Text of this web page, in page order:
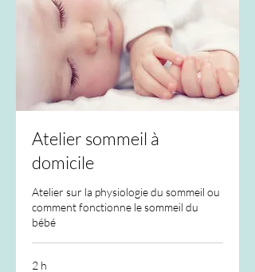
Atelier sommeil à
domicile
Atelier sur la physiologie du sommeil ou
comment fonctionne le sommeil du
bébé
2 h